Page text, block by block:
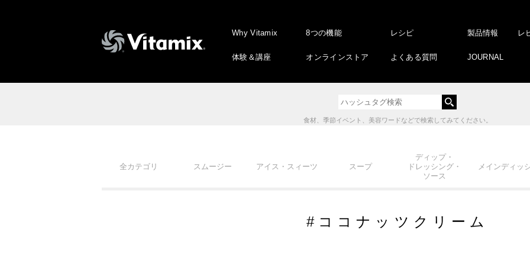
Why Vitamix
体験＆講座
8つの機能
オンラインストア
レシピ
よくある質問
製品情報
JOURNAL
レ
食材、季節イベント、美容ワードなどで検索してみてください。
全カテゴリ スムージー アイス・スィーツ スープ
ディップ・
ドレッシング・
ソース
メインディッ
#ココナッツクリーム